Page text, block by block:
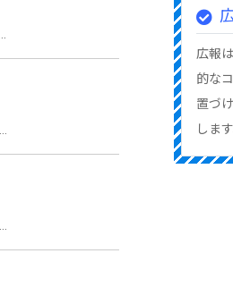
広報
的な
置づ
します